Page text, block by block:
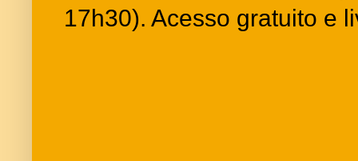
17h30). Acesso gratuito e